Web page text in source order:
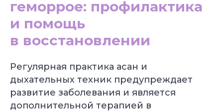
геморрое: профилактика
и помощь
в восстановлении
Регулярная практика асан и
дыхательных техник предупреждает
развитие заболевания и является
дополнительной терапией в